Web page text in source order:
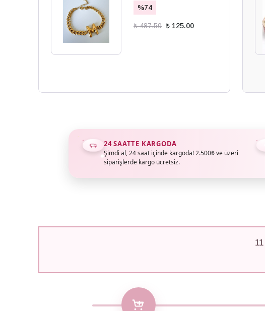
%74
₺ 487.50 ₺ 125.00
24 SAATTE KARGODA
Şimdi al, 24 saat içinde kargoda! 2.500₺ ve üzeri
siparişlerde kargo ücretsiz.
11